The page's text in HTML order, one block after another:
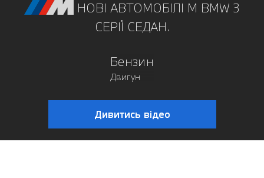
НОВІ АВТОМОБІЛІ M BMW 3
СЕРІЇ СЕДАН.
Бензин
Двигун
Дивитись відео